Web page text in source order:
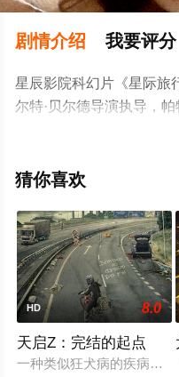
剧情介绍 我要评分
星辰影院科幻片《星际旅
尔特·贝尔德导演执导，
斯,布伦特·斯皮内
院，更多剧情信息可移步
猜你喜欢
HD 8.0
天启Z：完结的起点
一种类似狂犬病的疾病在